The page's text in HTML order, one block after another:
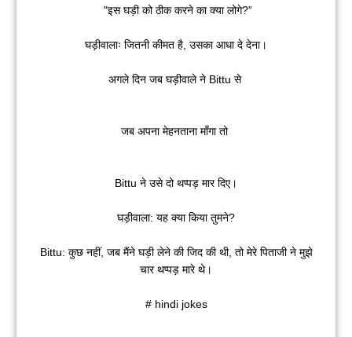
"इस घड़ी को ठीक करने का क्या लोगे?”
घड़ीवालाः जितनी कीमत है, उसका आधा दे देना।
अगले दिन जब घड़ीवाले ने Bittu से
जब अपना मेहनताना माँगा तो
Bittu ने उसे दो थप्पड़ मार दिए।
घड़ीवाला: यह क्या किया तुमने?
Bittu: कुछ नहीं, जब मैंने घड़ी लेने की जिद की थी, तो मेरे पिताजी ने मुझे
चार थप्पड़ मारे थे।
# hindi jokes